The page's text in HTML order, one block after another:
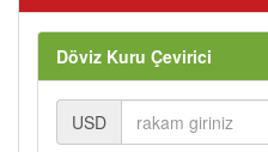
Döviz Kuru Çevirici
USD